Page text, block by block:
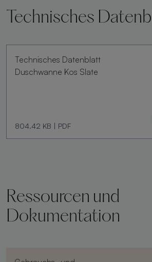
Technisches
Technisches Datenblatt
Duschwanne Kos Slate
804.42 KB | PDF
Ressourcen und
Dokumentation